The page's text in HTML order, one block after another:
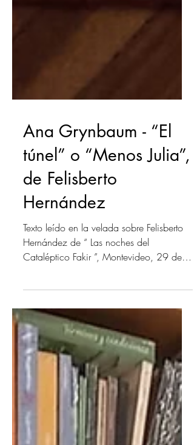
Ana Grynbaum - “El
túnel” o “Menos Julia”,
de Felisberto
Hernández
Cataléptico Fakir ”, Montevideo, 29 de
agosto de 2024. Lo que...